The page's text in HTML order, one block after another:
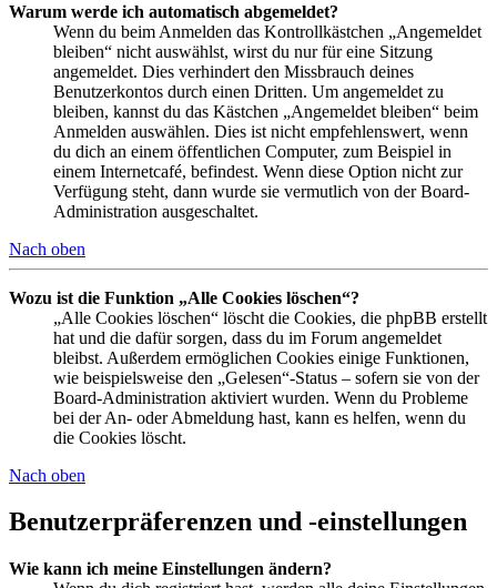
Warum werde ich automatisch abgemeldet?
Wenn du beim Anmelden das Kontrollkästchen „Angemeldet
bleiben“ nicht auswählst, wirst du nur für eine Sitzung
angemeldet. Dies verhindert den Missbrauch deines
Benutzerkontos durch einen Dritten. Um angemeldet zu
bleiben, kannst du das Kästchen „Angemeldet bleiben“ beim
Anmelden auswählen. Dies ist nicht empfehlenswert, wenn
du dich an einem öffentlichen Computer, zum Beispiel in
einem Internetcafé, befindest. Wenn diese Option nicht zur
Verfügung steht, dann wurde sie vermutlich von der Board-
Administration ausgeschaltet.
Nach oben
Wozu ist die Funktion „Alle Cookies löschen“?
„Alle Cookies löschen“ löscht die Cookies, die phpBB erstellt
hat und die dafür sorgen, dass du im Forum angemeldet
bleibst. Außerdem ermöglichen Cookies einige Funktionen,
wie beispielsweise den „Gelesen“-Status – sofern sie von der
Board-Administration aktiviert wurden. Wenn du Probleme
bei der An- oder Abmeldung hast, kann es helfen, wenn du
die Cookies löscht.
Nach oben
Benutzerpräferenzen und -einstellungen
Wie kann ich meine Einstellungen ändern?